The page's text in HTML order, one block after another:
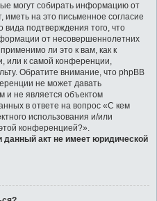
могут собирать информацию от
на это письменное согласие
вида подтверждения того, что
от несовершеннолетних
ли это к вам, как к
или к самой конференции,
Обратите внимание, что phpBB
не может давать
и не является объектом
в ответе на вопрос «С кем
использования и/или
конференцией?».
данный акт не имеет юридической